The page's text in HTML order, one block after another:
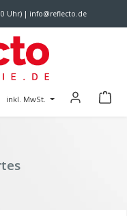
Uhr) | info@reflecto.de
inkl. MwSt.